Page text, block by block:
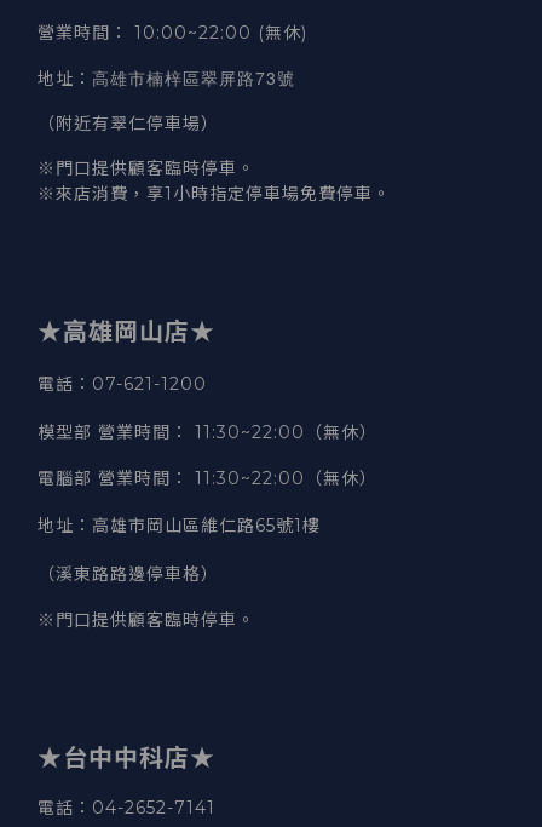
營業時間 ： 10:00~22:00 (無休)
地址 ： 高雄市楠梓區翠屏路73號
（附近有翠仁停車場）
※門口提供顧客臨時停車。
※來店消費，享1小時指定停車場免費停車。
★高雄岡山店★
電話：07-621-1200
模型部 營業時間 ： 11:30~22:00（無休）
電腦部 營業時間 ： 11:30~22:00（無休）
地址 ： 高雄市岡山區維仁路65號1樓
（溪東路路邊停車格）
※門口提供顧客臨時停車。
★台中中科店★
電話 ：04-2652-7141